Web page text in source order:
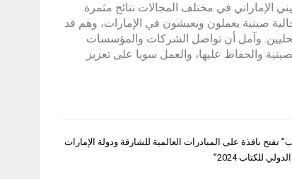
الإماراتي في مختلف المجالات نتائج مثمرة.
صينية تستثمر وتعمل في دبي، و370 ألف صيني وجالية صينية يعملون ويعيشون في الإمارات، وهم قد
وآمل أن تواصل الشركات والمؤسسات
والحفاظ عليها، والعمل سويا على تعزيز
تفتح نافذة على المبادرات العالمية للشارقة ودولة الإمارات
للكتاب 2024”